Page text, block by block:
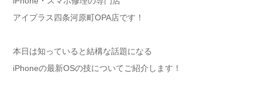
アイプラス四条河原町OPA店です！
本日は知っていると結構な話題になる
iPhoneの最新OSの技についてご紹介します！